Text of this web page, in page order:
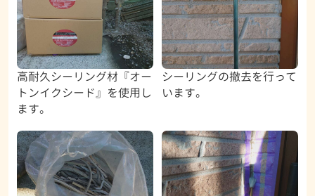
高耐久シーリング材『オー
トンイクシード』を使用し
ます。
シーリングの撤去を行って
います。